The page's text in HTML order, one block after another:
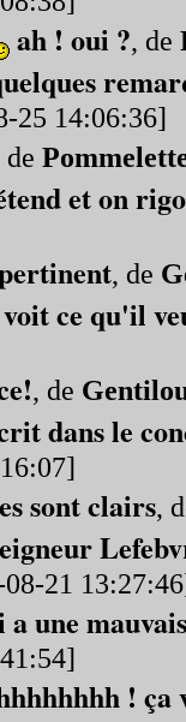
ah ! oui ?, de
25 14:06:36]
de
et on
, de
ce qu'il
, de
dans le
sont clairs,
21
a une
! ça